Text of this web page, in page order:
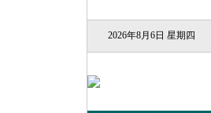
2026年8月6日 星期四